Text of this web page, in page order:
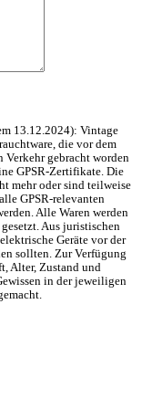
13.12.2024): Vintage
die vor dem
Verkehr gebracht worden
GPSR-Zertifikate. Die
mehr oder sind teilweise
GPSR-relevanten
Alle Waren werden
Aus juristischen
Geräte vor der
sollten. Zur Verfügung
Alter, Zustand und
in der jeweiligen